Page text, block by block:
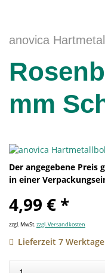
anovica
mm
Der angegebene
in einer
4,99 € *
zzgl. MwSt.zzgl. Versandkosten
Lieferzeit 7 Werktage